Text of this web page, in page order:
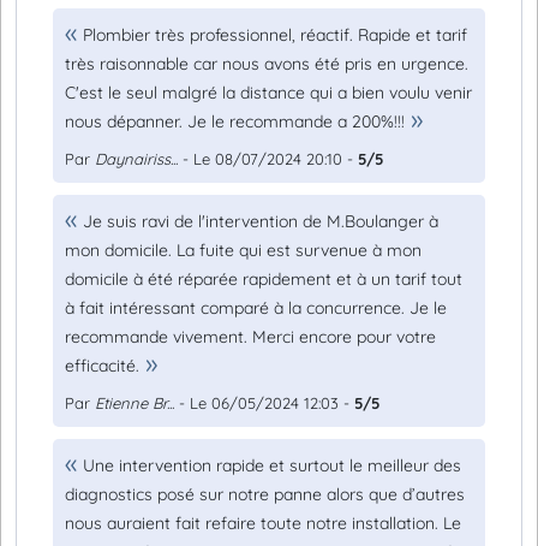
Plombier très professionnel, réactif. Rapide et tarif
très raisonnable car nous avons été pris en urgence.
C'est le seul malgré la distance qui a bien voulu venir
nous dépanner. Je le recommande a 200%!!!
Par Daynairiss... - Le 08/07/2024 20:10 - 5/5
Je suis ravi de l'intervention de M.Boulanger à
mon domicile. La fuite qui est survenue à mon
domicile à été réparée rapidement et à un tarif tout
à fait intéressant comparé à la concurrence. Je le
recommande vivement. Merci encore pour votre
efficacité.
Par Etienne Br... - Le 06/05/2024 12:03 - 5/5
Une intervention rapide et surtout le meilleur des
diagnostics posé sur notre panne alors que d’autres
nous auraient fait refaire toute notre installation. Le